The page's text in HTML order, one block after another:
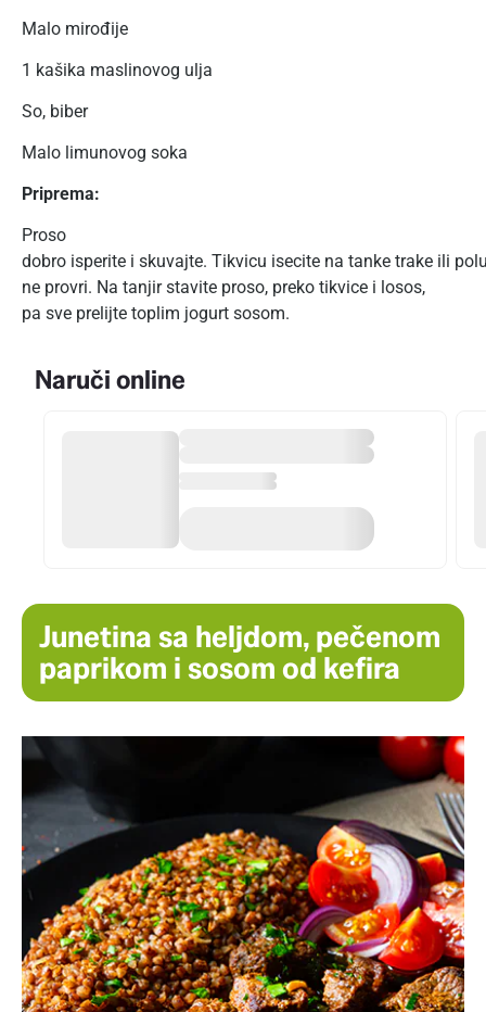
Malo mirođije
1 kašika maslinovog ulja
So, biber
Malo limunovog soka
Priprema:
Proso
dobro isperite i skuvajte. Tikvicu isecite na tanke trake ili
ne provri. Na tanjir stavite proso, preko tikvice i losos,
pa sve prelijte toplim jogurt sosom.
Naruči online
Junetina sa heljdom, pečenom
paprikom i sosom od kefira